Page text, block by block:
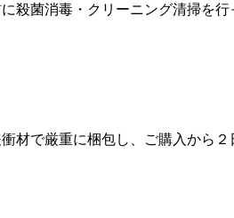
殺菌消毒・クリーニング清掃を行
材で厳重に梱包し、ご購入から２